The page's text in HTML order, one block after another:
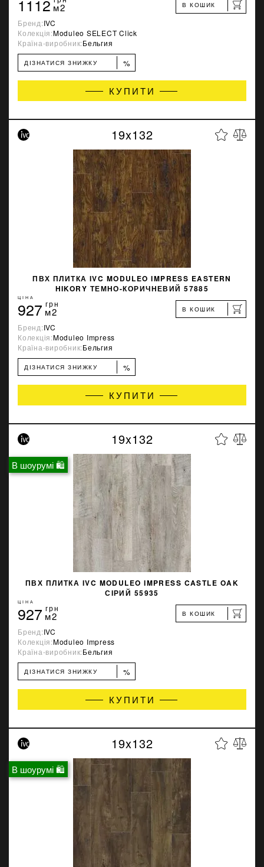
1112 м2 В КОШИК
Бренд:IVC
Колекція:Moduleo SELECT Click
Країна-виробник:Бельгия
ДІЗНАТИСЯ ЗНИЖКУ %
КУПИТИ
19x132
ПВХ ПЛИТКА IVC MODULEO IMPRESS EASTERN
HIKORY ТЕМНО-КОРИЧНЕВИЙ 57885
ЦІНА
927 грн
м2 В КОШИК
Бренд:IVC
Колекція:Moduleo Impress
Країна-виробник:Бельгия
ДІЗНАТИСЯ ЗНИЖКУ %
КУПИТИ
В шоурумі 🛍
19x132
ПВХ ПЛИТКА IVC MODULEO IMPRESS CASTLE OAK
СІРИЙ 55935
ЦІНА
927 грн
м2 В КОШИК
Бренд:IVC
Колекція:Moduleo Impress
Країна-виробник:Бельгия
ДІЗНАТИСЯ ЗНИЖКУ %
КУПИТИ
В шоурумі 🛍
19x132